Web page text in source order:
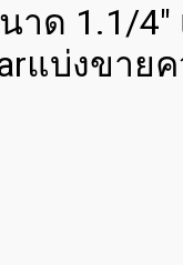
ด 1.1/4"
แบ่งขาย